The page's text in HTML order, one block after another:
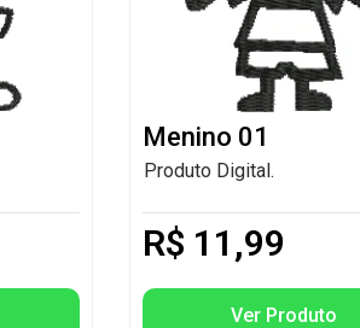
Menino 01
Produto Digital.
R$ 11,99
Ver Produto